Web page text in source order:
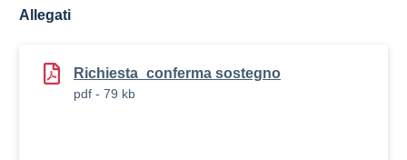
Allegati
Richiesta_conferma sostegno
pdf - 79 kb